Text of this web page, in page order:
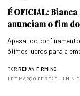
É OFICIAL:
anunciam o fim
Apesar do
ótimos lucros para a
POR RENAN FIRMINO
1 DE MARÇO DE 2020
1 MIN